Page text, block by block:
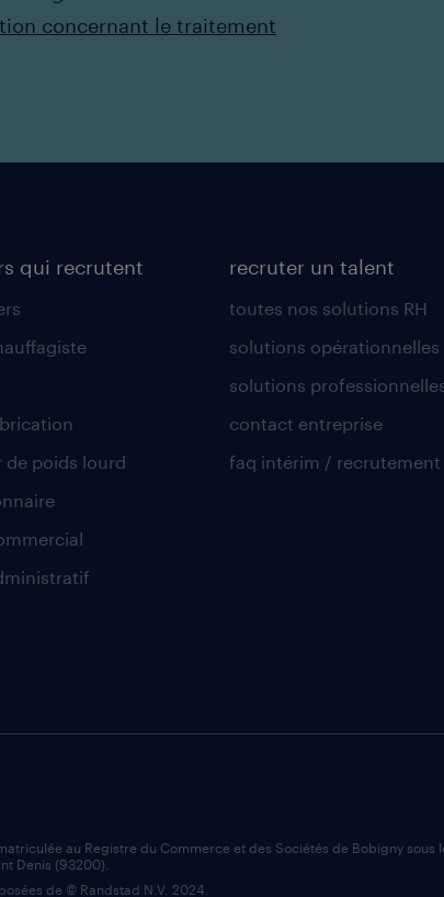
concernant le traitement
qui recrutent
poids lourd
recruter un talent
toutes nos solutions RH
solutions opérationnelles
solutions
contact entreprise
faq intérim / recrutement
au Registre du Commerce et des Sociétés de Bobigny sous
Denis (93200).
de © Randstad N.V. 2024.